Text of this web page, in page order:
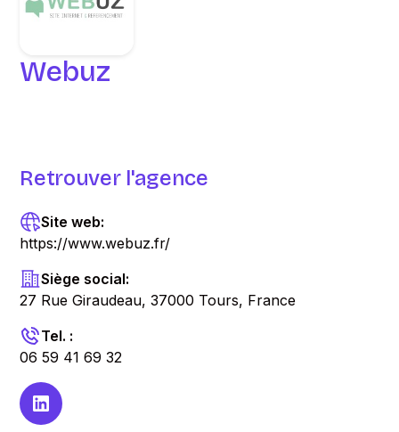
Webuz
Retrouver l'agence
Site web:
https://www.webuz.fr/
Siège social:
27 Rue Giraudeau, 37000 Tours, France
Tel. :
06 59 41 69 32